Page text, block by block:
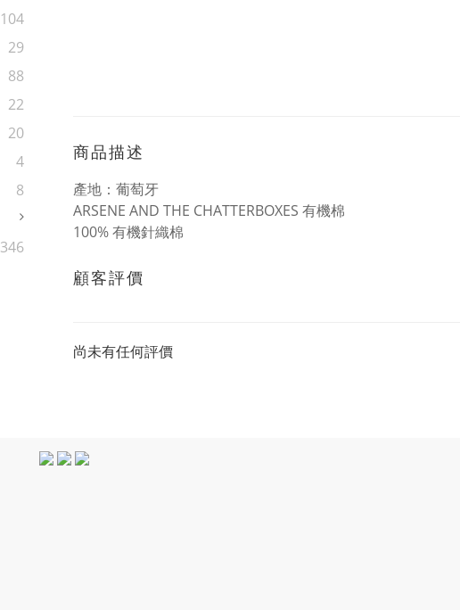
104
29
88
22
20
4
8
346
商品描述
產地：葡萄牙
ARSENE AND THE CHATTERBOXES 有機棉
100% 有機針織棉
顧客評價
尚未有任何評價